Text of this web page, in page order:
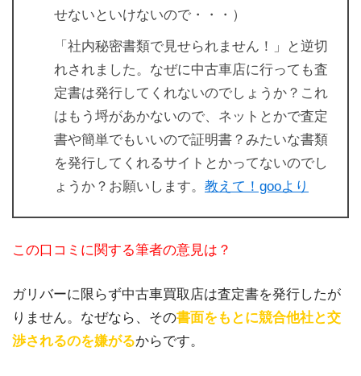
せないといけないので・・・）
「社内秘密書類で見せられません！」と逆切
れされました。なぜに中古車店に行っても査
定書は発行してくれないのでしょうか？これ
はもう埒があかないので、ネットとかで査定
書や簡単でもいいので証明書？みたいな書類
を発行してくれるサイトとかってないのでし
ょうか？お願いします。 教えて！gooより
この口コミに関する筆者の意見は？
ガリバーに限らず中古車買取店は査定書を発行したが
りません。なぜなら、その書面をもとに競合他社と交
渉されるのを嫌がるからです。